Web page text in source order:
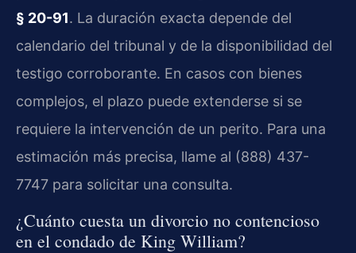
§ 20-91. La duración exacta depende del
calendario del tribunal y de la disponibilidad del
testigo corroborante. En casos con bienes
complejos, el plazo puede extenderse si se
requiere la intervención de un perito. Para una
estimación más precisa, llame al (888) 437-
7747 para solicitar una consulta.
¿Cuánto cuesta un divorcio no contencioso
en el condado de King William?